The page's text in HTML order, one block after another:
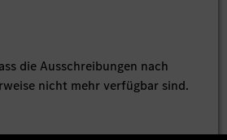
die Ausschreibungen nach
nicht mehr verfügbar sind.